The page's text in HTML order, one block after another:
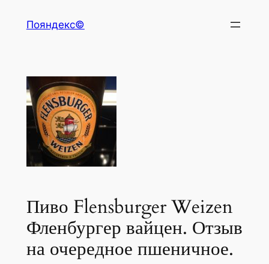
Пояндекс©
Пиво Flensburger Weizen
Фленбургер вайцен. Отзыв
на очередное пшеничное.